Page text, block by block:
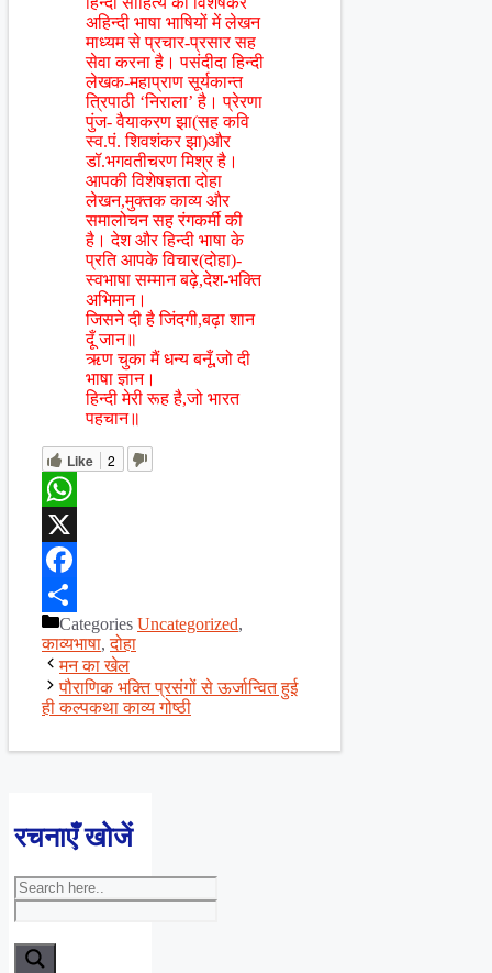
अहिन्दी भाषा भाषियों में लेखन
माध्यम से प्रचार-प्रसार सह
सेवा करना है। पसंदीदा हिन्दी
लेखक-महाप्राण सूर्यकान्त
त्रिपाठी ‘निराला’ है। प्रेरणा
पुंज- वैयाकरण झा(सह कवि
स्व.पं. शिवशंकर झा)और
डॉ.भगवतीचरण मिश्र है।
आपकी विशेषज्ञता दोहा
लेखन,मुक्तक काव्य और
समालोचन सह रंगकर्मी की
है। देश और हिन्दी भाषा के
प्रति आपके विचार(दोहा)-
स्वभाषा सम्मान बढ़े,देश-भक्ति
अभिमान।
जिसने दी है जिंदगी,बढ़ा शान
दूँ जान॥
ऋण चुका मैं धन्य बनूँ,जो दी
भाषा ज्ञान।
हिन्दी मेरी रूह है,जो भारत
पहचान॥
Like 2
WhatsApp
X
Facebook
ShareCategories Uncategorized,
काव्यभाषा,दोहा
मन का खेल
पौराणिक भक्ति प्रसंगों से ऊर्जान्वित हुई
ही कल्पकथा काव्य गोष्ठी
रचनाएँ खोजें